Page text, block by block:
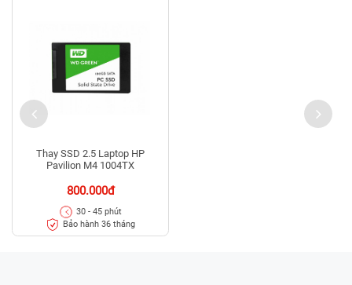
Thay SSD 2.5 Laptop HP
Pavilion M4 1004TX
800.000đ
30 - 45 phút
Bảo hành 36 tháng